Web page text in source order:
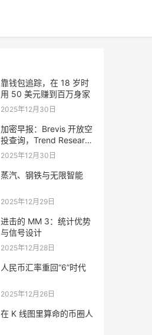
靠钱包追踪，在 18 岁时
用 50 美元赚到百万身家
2025年12月30日
加密早报：Brevis 开放空
投查询，Trend Research
单日增持超 4.6 万枚 ETH
2025年12月30日
蒸汽、钢铁与无限智能
2025年12月29日
进击的 MM 3：统计优势
与信号设计
2025年12月28日
人民币汇率重回“6”时代
2025年12月26日
在 K 线图里算命的币圈人